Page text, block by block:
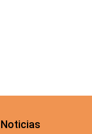
Noticias